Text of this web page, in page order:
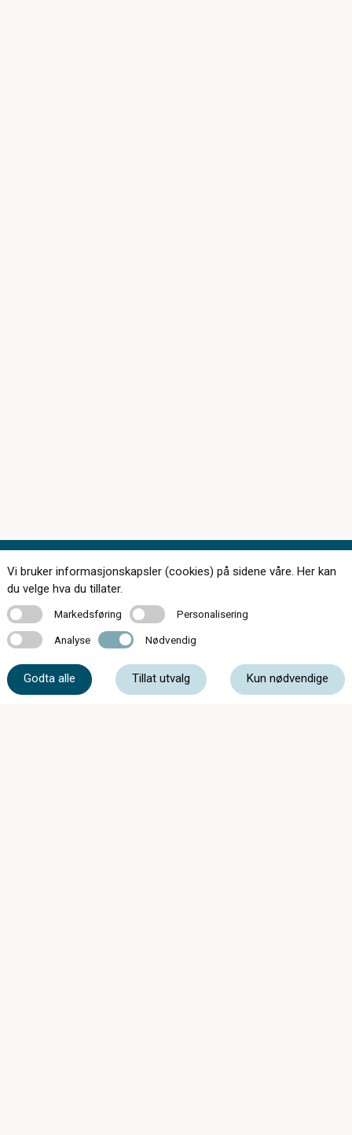
Kontakt oss
Vi bruker informasjonskapsler (cookies) på sidene våre. Her kan
du velge hva du tillater.
MarkedsføringMarkedsføring PersonaliseringPersonalisering
Analyse Analyse Nødvendig Nødvendig
Godta alle Tillat utvalg Kun nødvendige